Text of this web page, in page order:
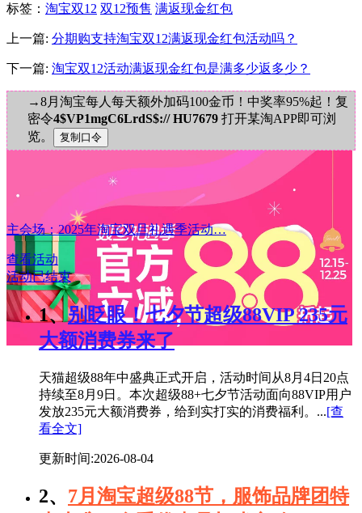
标签 ： 淘宝双12 双12预售 满返现金红包
上一篇: 分期购支持淘宝双12满返现金红包活动吗？
下一篇: 淘宝双12活动满返现金红包是满多少返多少？
→8月淘宝每人每天额外加码100金币！中奖率95%起！复
密令4$VP1mgC6LrdS$:// HU7679 打开某淘APP即可浏
览。
主会场：2025年淘宝双旦礼遇季活动…
查看活动
活动已结束
1、 别眨眼！七夕节超级88VIP 235元
大额消费券来了
天猫超级88年中盛典正式开启，活动时间从8月4日20点
持续至8月9日。本次超级88+七夕节活动面向88VIP用户
发放235元大额消费券，给到实打实的消费福利。...[查
看全文]
更新时间:2026-08-04
2、 7月淘宝超级88节，服饰品牌团特